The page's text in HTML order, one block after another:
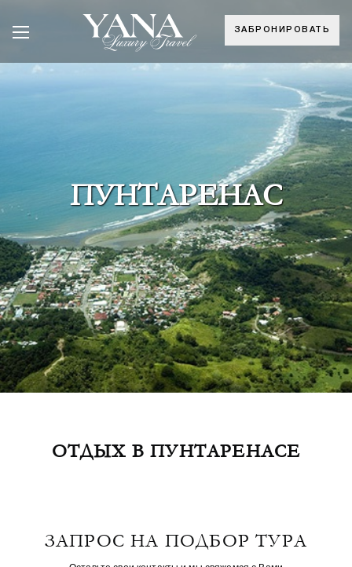
ЗАБРОНИРОВАТЬ
ПУНТАРЕНАС
ОТДЫХ В ПУНТАРЕНАСЕ
ЗАПРОС НА ПОДБОР ТУРА